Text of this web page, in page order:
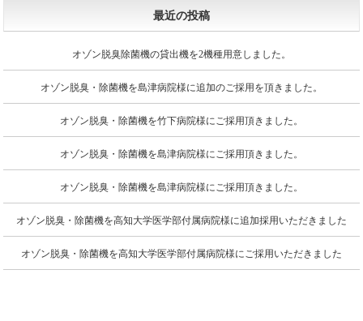
最近の投稿
オゾン脱臭除菌機の貸出機を2機種用意しました。
オゾン脱臭・除菌機を島津病院様に追加のご採用を頂きました。
オゾン脱臭・除菌機を竹下病院様にご採用頂きました。
オゾン脱臭・除菌機を島津病院様にご採用頂きました。
オゾン脱臭・除菌機を島津病院様にご採用頂きました。
オゾン脱臭・除菌機を高知大学医学部付属病院様に追加採用いただきました
オゾン脱臭・除菌機を高知大学医学部付属病院様にご採用いただきました